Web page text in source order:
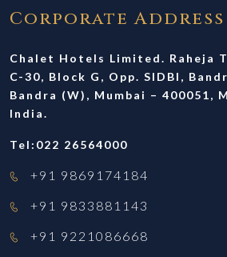
Corporate Address
Chalet Hotels Limited. Raheja
C-30, Block G, Opp. SIDBI,
Bandra (W), Mumbai – 400051,
India.
Tel:022 26564000
+91 9869174184
+91 9833881143
+91 9221086668